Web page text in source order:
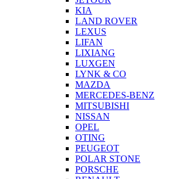
KIA
LAND ROVER
LEXUS
LIFAN
LIXIANG
LUXGEN
LYNK & CO
MAZDA
MERCEDES-BENZ
MITSUBISHI
NISSAN
OPEL
OTING
PEUGEOT
POLAR STONE
PORSCHE